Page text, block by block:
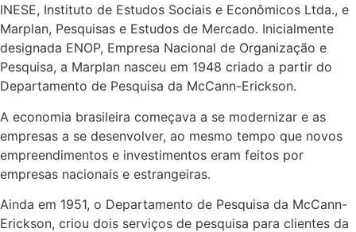
INESE, Instituto de Estudos Sociais e Econômicos Ltda., e
Marplan, Pesquisas e Estudos de Mercado. Inicialmente
designada ENOP, Empresa Nacional de Organização e
Pesquisa, a Marplan nasceu em 1948 criado a partir do
Departamento de Pesquisa da McCann-Erickson.
A economia brasileira começava a se modernizar e as
empresas a se desenvolver, ao mesmo tempo que novos
empreendimentos e investimentos eram feitos por
empresas nacionais e estrangeiras.
Ainda em 1951, o Departamento de Pesquisa da McCann-
Erickson, criou dois serviços de pesquisa para clientes da